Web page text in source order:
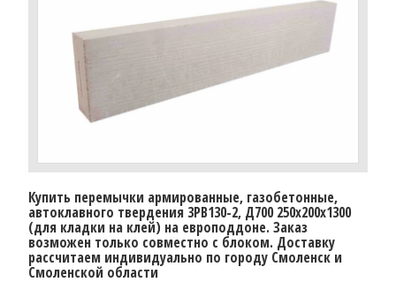
Купить перемычки армированные, газобетонные,
автоклавного твердения 3PB130-2, Д700 250х200х1300
(для кладки на клей) на европоддоне. Заказ
возможен только совместно с блоком. Доставку
рассчитаем индивидуально по городу Смоленск и
Смоленской области